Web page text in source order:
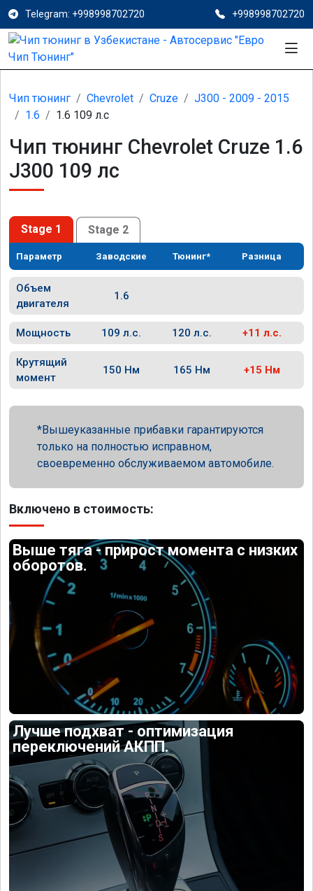
Telegram: +998998702720 +998998702720
Чип тюнинг Chevrolet Cruze
J300 - 2009 - 2015
1.6
1.6 109 л.с
Чип тюнинг Chevrolet Cruze 1.6
J300 109 лс
Stage 1 Stage 2
Параметр Заводские Тюнинг* Разница
Объем
двигателя
1.6
Мощность 109 л.с. 120 л.с. +11 л.с.
Крутящий
момент
150 Нм 165 Нм +15 Нм
Вышеуказанные прибавки гарантируются
только на полностью исправном,
своевременно обслуживаемом автомобиле.
Включено в стоимость:
Выше тяга - прирост момента с низких
оборотов.
Лучше подхват - оптимизация
переключений АКПП.